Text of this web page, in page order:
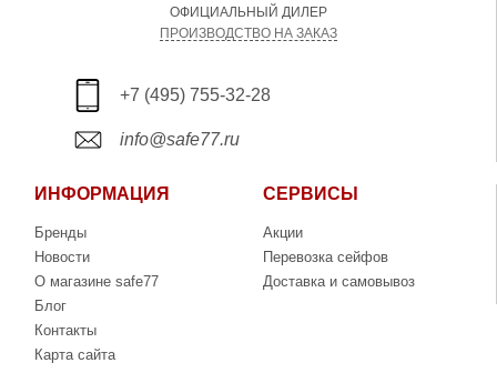
ОФИЦИАЛЬНЫЙ ДИЛЕР
ПРОИЗВОДСТВО НА ЗАКАЗ
+7 (495) 755-32-28
info@safe77.ru
ИНФОРМАЦИЯ
Бренды
Новости
О магазине safe77
Блог
Контакты
Карта сайта
СЕРВИСЫ
Акции
Перевозка сейфов
Доставка и самовывоз